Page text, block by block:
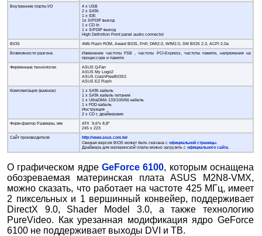
Внутренние порты I/O
4 x USB
2 х SATA
1 x IDE
1x S/PDIF выход
1 x CD In
1 x S/PDIF выход
High Definition Front panel audio connector
BIOS
4Mb Flash ROM, Award BIOS, PnP, DMI2.0, WfM2.0, SM BIOS 2.3, ACPI 2.0a
Возможности разгона
Изменение частоты FSB , частоты PCI-Express, частоты памяти, напряжения на
процессоре и памяти
Фирменные технологии
ASUS Q-Fan
ASUS My Logo2
ASUS CrashFreeBIOS2
ASUS EZ Flash
Комплектация (важное)
1 x SATA кабель
1 x SATA кабель питания
1 x UltraDMA 133/100/66 кабель
1 x FDD кабель
Инструкция
2 х CD с драйверами
Форм-фактор Размеры, мм
ATX 9,6"x 8,8"
245 x 223
Сайт производителя
http://www.asus.com.tw/
Свежая версия BIOS может быть скачана софициальной страницы.
Драйвера для материнской платы можно загрузить софициального сайта.
О графическом ядреGeForce 6100, которым оснащена
обозреваемая материнская плата ASUS M2N8-VMX,
можно сказать, что работает на частоте 425 МГц, имеет
2 пиксельных и 1 вершинный конвейер, поддерживает
DirectX 9.0, Shader Model 3.0, а также технологию
PureVideo. Как урезанная модификация ядро GeForce
6100 не поддерживает выходы DVI и ТВ.